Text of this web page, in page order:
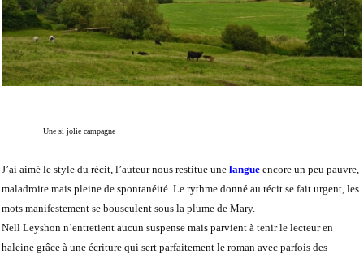
Une si jolie campagne
J’ai aimé le style du récit, l’auteur nous restitue une langue encore un peu pauvre,
maladroite mais pleine de spontanéité. Le rythme donné au récit se fait urgent, les
mots manifestement se bousculent sous la plume de Mary.
Nell Leyshon n’entretient aucun suspense mais parvient à tenir le lecteur en
haleine grâce à une écriture qui sert parfaitement le roman avec parfois des